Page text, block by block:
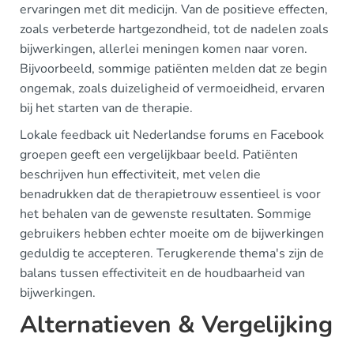
ervaringen met dit medicijn. Van de positieve effecten,
zoals verbeterde hartgezondheid, tot de nadelen zoals
bijwerkingen, allerlei meningen komen naar voren.
Bijvoorbeeld, sommige patiënten melden dat ze begin
ongemak, zoals duizeligheid of vermoeidheid, ervaren
bij het starten van de therapie.
Lokale feedback uit Nederlandse forums en Facebook
groepen geeft een vergelijkbaar beeld. Patiënten
beschrijven hun effectiviteit, met velen die
benadrukken dat de therapietrouw essentieel is voor
het behalen van de gewenste resultaten. Sommige
gebruikers hebben echter moeite om de bijwerkingen
geduldig te accepteren. Terugkerende thema's zijn de
balans tussen effectiviteit en de houdbaarheid van
bijwerkingen.
Alternatieven & Vergelijking